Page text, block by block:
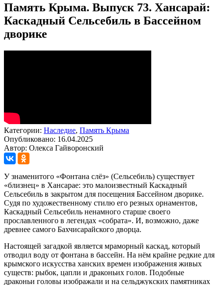
Память Крыма. Выпуск 73. Хансарай:
Каскадный Сельсебиль в Бассейном
дворике
Категории: Наследие, Память Крыма
Опубликовано: 16.04.2025
Автор: Олекса Гайворонский
У знаменитого «Фонтана слёз» (Сельсебиль) существует
«близнец» в Хансарае: это малоизвестный Каскадный
Сельсебиль в закрытом для посещения Бассейном дворике.
Судя по художественному стилю его резных орнаментов,
Каскадный Сельсебиль ненамного старше своего
прославленного в легендах «собрата». И, возможно, даже
древнее самого Бахчисарайского дворца.
Настоящей загадкой является мраморный каскад, который
отводил воду от фонтана в бассейн. На нём крайне редкие для
крымского искусства ханских времен изображения живых
существ: рыбок, цапли и драконьих голов. Подобные
драконьи головы изображали и на сельджукских памятниках